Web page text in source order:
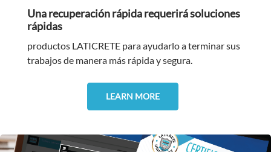
Una recuperación rápida requerirá soluciones
rápidas
productos LATICRETE para ayudarlo a terminar sus
trabajos de manera más rápida y segura.
LEARN MORE